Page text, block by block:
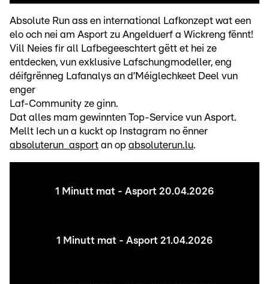
Absolute Run ass en international Lafkonzept wat een
elo och nei am Asport zu Angelduerf a Wickreng fënnt!
Vill Neies fir all Lafbegeeschtert gëtt et hei ze
entdecken, vun exklusive Lafschungmodeller, eng
déifgrënneg Lafanalys an d’Méiglechkeet Deel vun
enger
Laf-Community ze ginn.
Dat alles mam gewinnten Top-Service vun Asport.
Mellt Iech un a kuckt op Instagram no ënner
absoluterun_asport an op absoluterun.lu.
1 Minutt mat - Asport 20.04.2026
1 Minutt mat - Asport 21.04.2026